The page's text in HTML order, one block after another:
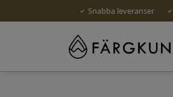
Snabba leveranser